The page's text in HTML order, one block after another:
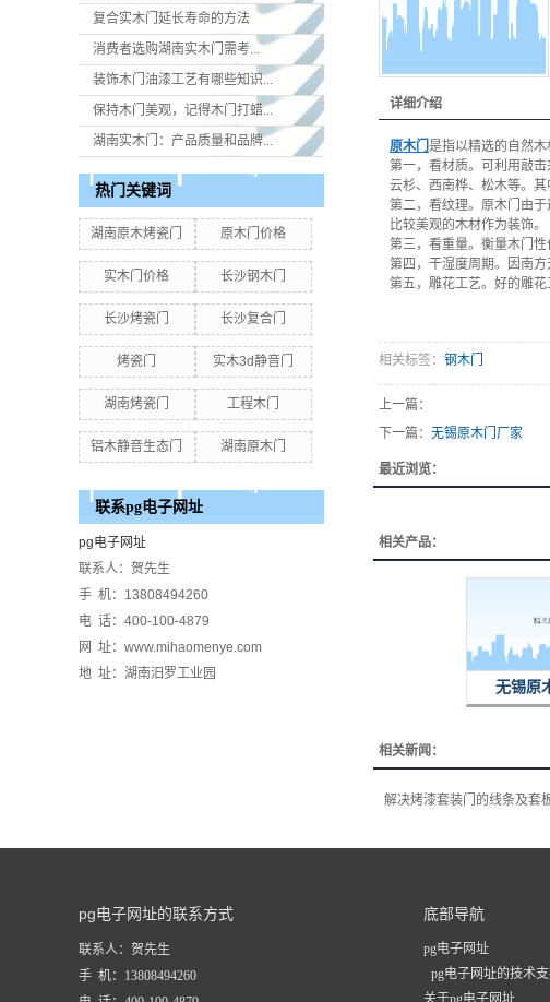
复合实木门延长寿命的方法
消费者选购湖南实木门​需考...
装饰木门油漆工艺有哪些知识...
保持木门美观，记得木门打蜡...
湖南实木门：产品质量和品牌...
热门关键词
湖南原木烤瓷门 原木门价格
实木门价格 长沙钢木门
长沙烤瓷门 长沙复合门
烤瓷门 实木3d静音门
湖南烤瓷门 工程木门
铝木静音生态门 湖南原木门
联系pg电子网址
pg电子网址
联系人：贺先生
手 机：13808494260
电 话：400-100-4879
网 址：www.mihaomenye.com
地 址：湖南汨罗工业园
详细介绍
原木门是指以精选的自然
第一，看材质。可利用敲
云杉、西南桦、松木等。
第二，看纹理。原木门由
比较美观的木材作为装饰。
第三，看重量。衡量木门
第四，干湿度周期。因南
第五，雕花工艺。好的雕
相关标签： 钢木门
上一篇：
下一篇： 无锡原木门厂家
最近浏览：
相关产品：
无锡原
相关新闻：
解决烤漆套装门的线条及套
pg电子网址的联系方式
联系人：贺先生
手 机：13808494260
底部导航
pg电子网址
pg电子网址的技术
关于pg电子网址